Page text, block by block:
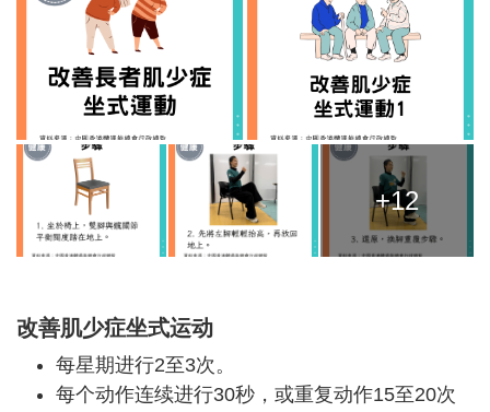
+12
改善肌少症坐式运动
每星期进行2至3次。
每个动作连续进行30秒，或重复动作15至20次